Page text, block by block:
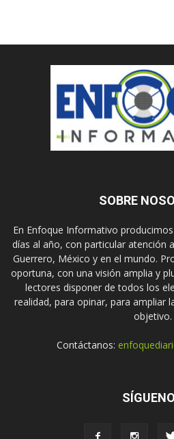
SOBRE
En Enfoque Informativo
días al año, con particular atención
Guerrero, México y en el mundo.
oportuna, con una visión amplia y
lectores disponer de todos los
realidad, para opinar, para ampliar
objetivo.
Contáctanos: